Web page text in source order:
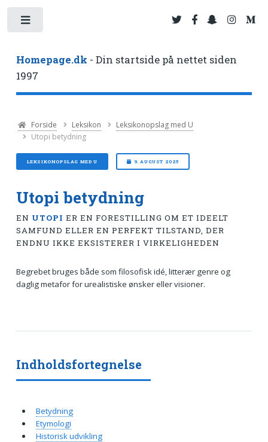
Homepage.dk - Din startside på nettet siden
1997
Forside Leksikon
Leksikonopslag med U
Utopi betydning
LEKSIKONOPSLAG MED U 9. AUGUST 2025
Utopi betydning
EN UTOPI ER EN FORESTILLING OM ET IDEELT
SAMFUND ELLER EN PERFEKT TILSTAND, DER
ENDNU IKKE EKSISTERER I VIRKELIGHEDEN
Begrebet bruges både som filosofisk idé, litterær genre og
daglig metafor for urealistiske ønsker eller visioner.
Indholdsfortegnelse
Betydning
Etymologi
Historisk udvikling